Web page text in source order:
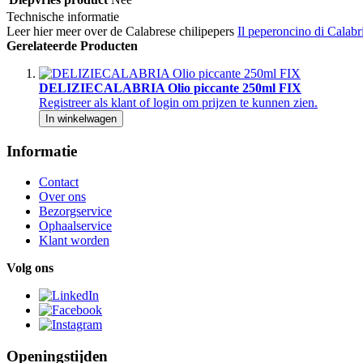
Technische informatie
Leer hier meer over de Calabrese chilipepers Il peperoncino di
Gerelateerde Producten
DELIZIECALABRIA Olio piccante 250ml FIX
Registreer als klant of login om prijzen te kunnen zien.
In winkelwagen
Informatie
Contact
Over ons
Bezorgservice
Ophaalservice
Klant worden
Volg ons
Openingstijden